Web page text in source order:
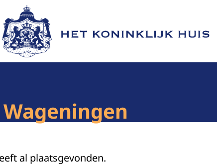
Naar de homepage van Het Koninklijk Huis
al plaatsgevonden.